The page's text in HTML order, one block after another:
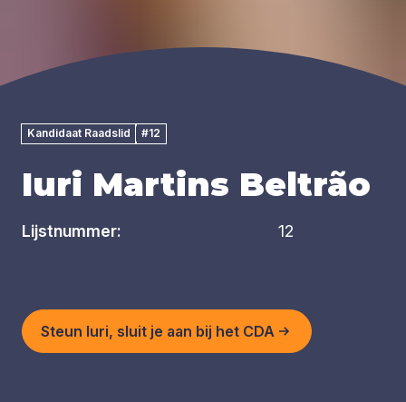
Kandidaat Raadslid #12
Iuri Martins Beltrão
Lijstnummer: 12
Steun Iuri, sluit je aan bij het CDA